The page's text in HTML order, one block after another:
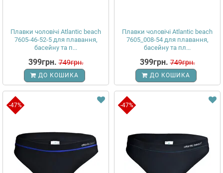
Плавки чоловічі Atlantic beach
7605-46-52-5 для плавання,
басейну та п...
399грн. 749грн.
ДО КОШИКА
Плавки чоловічі Atlantic beach
7605_008-54 для плавання,
басейну та пл...
399грн. 749грн.
ДО КОШИКА
-47% -47%